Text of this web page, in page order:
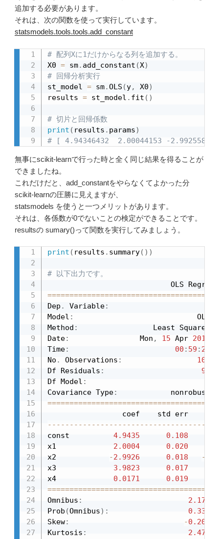
追加する必要があります。
それは、次の関数を使って実行しています。
statsmodels.tools.tools.add_constant
# 配列Xに1だけからなる列を追加する。
X0 = sm. add_constant (X)
# 回帰分析実行
st_model = sm.OLS (y, X0)
results = st_model . fit ( )
# 切片と回帰係数
print ( results . params)
# [ 4.94346432  2.00044153 -
無事にscikit-learnで行った時と全く同じ結果を得ることが
できましたね。
これだけだと、add_constantをやらなくてよかった分
scikit-learnの圧勝に見えますが、
statsmodels を使うと一つメリットがあります。
それは、各係数が0でないことの検定ができることです。
resultsの sumary()って関数を実行してみましょう。
print ( results . summary( ) )
# 以下出力です。
====================================
Dep . Variable:
Model :
OLS
Method :
Least Squares
Date:
                Mon
, 15 Apr 2019
Time: 00 : 59 : 22
No . Observations : 100
Df Residuals : 95
Df Model :
Covariance Type:
====================================
coef    std err
- - - - - - - - - - - - - - - - - - - - - - - - - - - - - - - - - - - -
const 4.9435 0.108
x1 2.0004 0.020
x2
-2.9926 0.018 -
x3 3.9823 0.017
x4 0.0171 0.019
====================================
Omnibus : 2.170
Prob(Omnibus) : 0.338
Skew: -0.208
Kurtosis : 2.477